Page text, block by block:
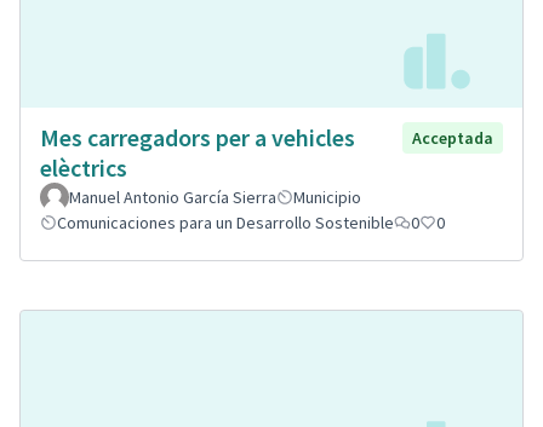
Mes carregadors per a vehicles
elèctrics
Acceptada
Manuel Antonio García Sierra
Municipio
Comunicaciones para un Desarrollo Sostenible
0 0